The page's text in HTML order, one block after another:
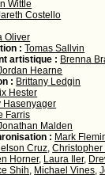
Wittle
Costello
Oliver
:Tomas Sallvin
artistique : Brenna
Hearne
: Brittany Ledgin
Hester
Hasenyager
Farris
Malden
: Mark
Cruz,Christopher
Horner, Laura Iler,
Shih, Michael Vines,